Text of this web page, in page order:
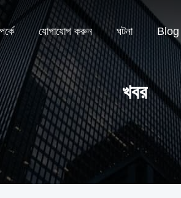
যোগাযোগ করুন ঘটনা Blog
খবর